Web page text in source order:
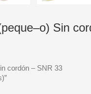
Sin
cordón – SNR 33